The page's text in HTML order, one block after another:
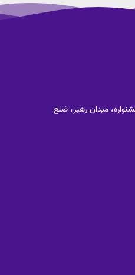
میدان رهبر، ضلع